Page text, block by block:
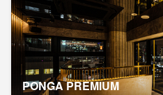
PONGA PREMIUM